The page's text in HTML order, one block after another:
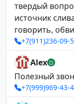
твердый
источник
говорить,
+7(911)236-09-
Alex
Полезный
+7(999)969-43-